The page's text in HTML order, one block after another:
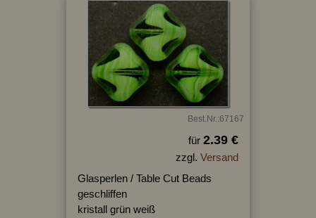
Best.Nr.:67167
für 2.39 €
zzgl. Versand
Glasperlen / Table Cut Beads
geschliffen
kristall grün weiß